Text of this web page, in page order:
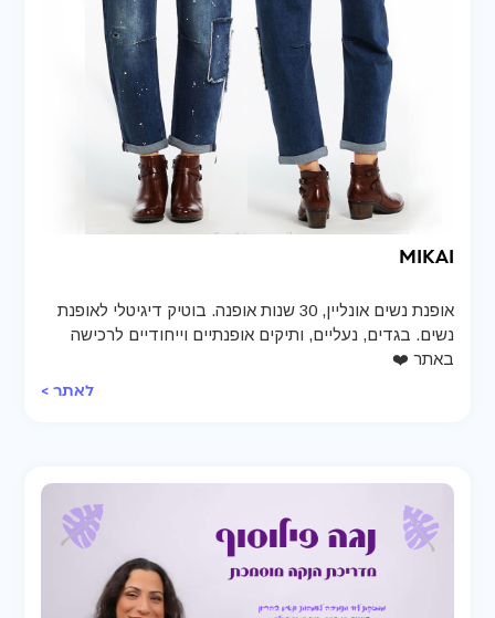
MIKAI
אופנת נשים אונליין, 30 שנות אופנה. בוטיק דיגיטלי לאופנת
נשים. בגדים, נעליים, ותיקים אופנתיים וייחודיים לרכישה
באתר ❤️
לאתר >